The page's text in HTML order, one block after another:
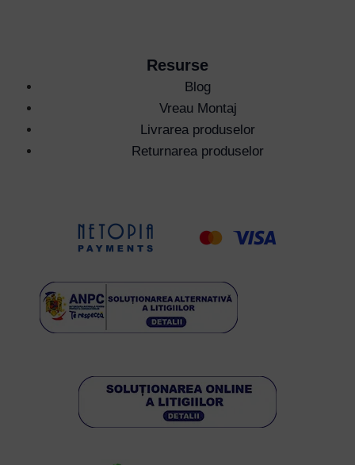
Resurse
Blog
Vreau Montaj
Livrarea produselor
Returnarea produselor